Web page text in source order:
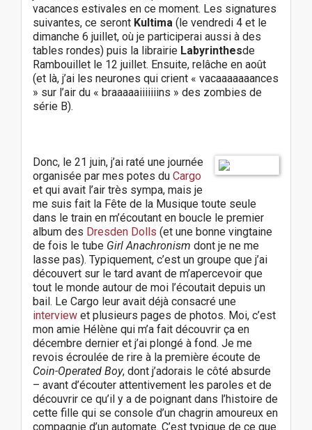
vacances estivales en ce moment. Les signatures
suivantes, ce seront Kultima (le vendredi 4 et le
dimanche 6 juillet, où je participerai aussi à des
tables rondes) puis la librairie Labyrinthesde
Rambouillet le 12 juillet. Ensuite, relâche en août
(et là, j’ai les neurones qui crient « vacaaaaaaances
» sur l’air du « braaaaaiiiiiiins » des zombies de
série B).
Donc, le 21 juin, j’ai raté une journée
organisée par mes potes du Cargo
et qui avait l’air très sympa, mais je
me suis fait la Fête de la Musique toute seule
dans le train en m’écoutant en boucle le premier
album des Dresden Dolls (et une bonne vingtaine
de fois le tube Girl Anachronism dont je ne me
lasse pas). Typiquement, c’est un groupe que j’ai
découvert sur le tard avant de m’apercevoir que
tout le monde autour de moi l’écoutait depuis un
bail. Le Cargo leur avait déjà consacré une
interview et plusieurs pages de photos. Moi, c’est
mon amie Hélène qui m’a fait découvrir ça en
décembre dernier et j’ai plongé à fond. Je me
revois écroulée de rire à la première écoute de
Coin-Operated Boy, dont j’adorais le côté absurde
– avant d’écouter attentivement les paroles et de
découvrir ce qu’il y a de poignant dans l’histoire de
cette fille qui se console d’un chagrin amoureux en
compagnie d’un automate. C’est typique de ce que